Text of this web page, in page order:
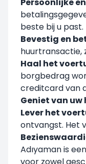
beste bij u
Bevestig en
huurtransactie,
Haal het
borgbedrag
creditcard van
Geniet van uw
Lever het
ontvangst. Het
Adıyaman is
voor zowel